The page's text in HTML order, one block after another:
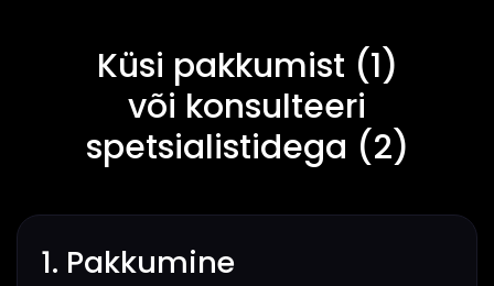
Küsi pakkumist (1)
või konsulteeri
spetsialistidega (2)
1. Pakkumine